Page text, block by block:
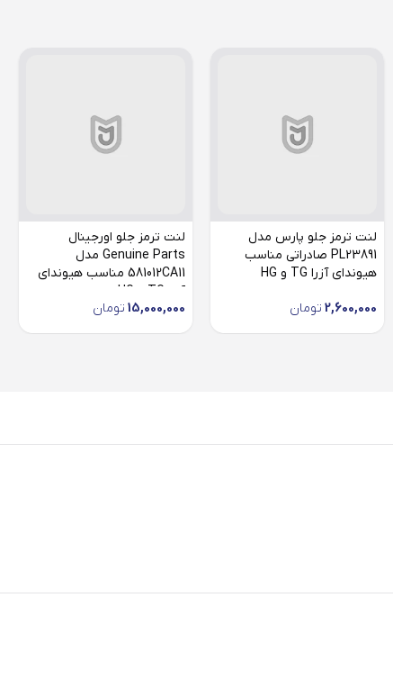
لنت ترمز جلو پارس مدل
PL23891 صادراتی مناسب
هیوندای آزرا TG و HG
2,600,000 تومان
لنت ترمز جلو اورجینال
Genuine Parts مدل
581012CA11 مناسب هیوندای
آزرا TG و HG
15,000,000 تومان